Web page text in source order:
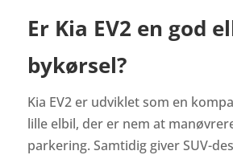
Er Kia EV2 en god
bykørsel?
Kia EV2 er udviklet som en
lille elbil, der er nem at
parkering. Samtidig giver SUV-